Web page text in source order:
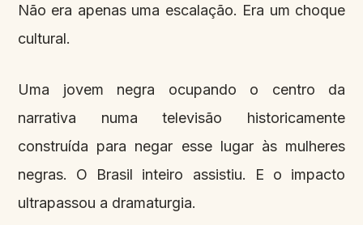
Não era apenas uma escalação. Era um choque
cultural.
Uma jovem negra ocupando o centro da
narrativa numa televisão historicamente
construída para negar esse lugar às mulheres
negras. O Brasil inteiro assistiu. E o impacto
ultrapassou a dramaturgia.